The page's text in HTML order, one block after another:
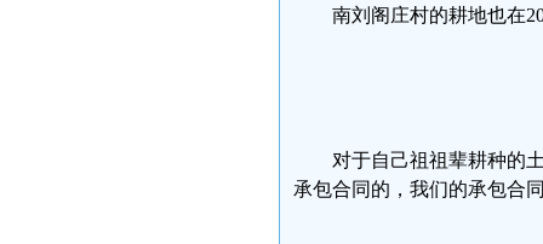
南刘阁庄村的耕地也在
对于自己祖祖辈耕种的
承包合同的，我们的承包合